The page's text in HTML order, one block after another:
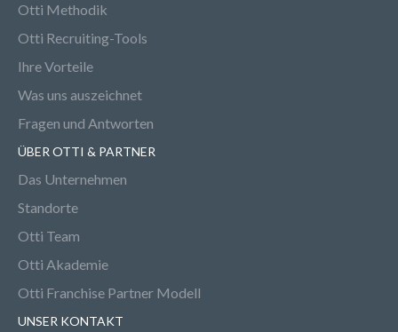
Otti Methodik
Otti Recruiting-Tools
Ihre Vorteile
Was uns auszeichnet
Fragen und Antworten
ÜBER OTTI & PARTNER
Das Unternehmen
Standorte
Otti Team
Otti Akademie
Otti Franchise Partner Modell
UNSER KONTAKT